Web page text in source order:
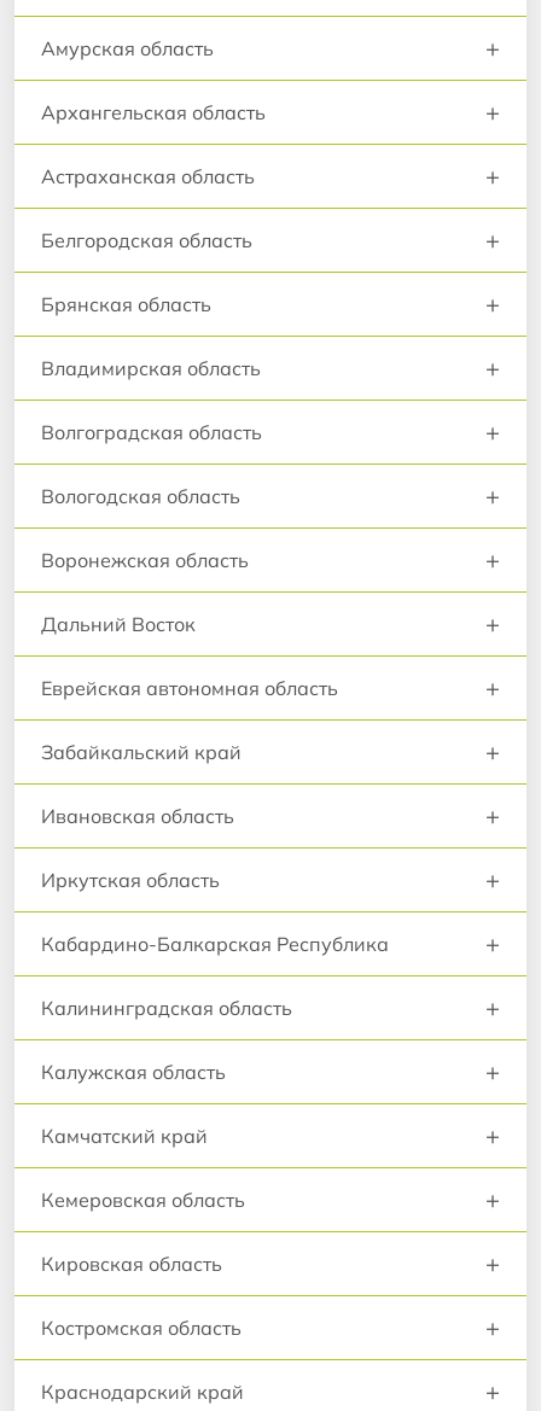
Амурская область +
Архангельская область +
Астраханская область +
Белгородская область +
Брянская область +
Владимирская область +
Волгоградская область +
Вологодская область +
Воронежская область +
Дальний Восток +
Еврейская автономная область +
Забайкальский край +
Ивановская область +
Иркутская область +
Кабардино-Балкарская Республика +
Калининградская область +
Калужская область +
Камчатский край +
Кемеровская область +
Кировская область +
Костромская область +
Краснодарский край +